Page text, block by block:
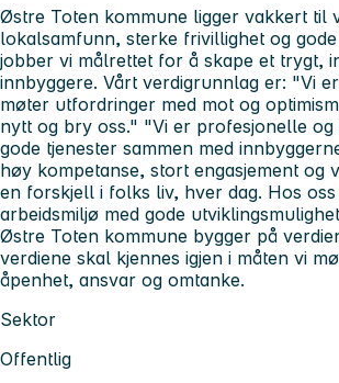
Østre Toten kommune ligger vakkert til
lokalsamfunn, sterke frivillighet og
jobber vi målrettet for å skape et trygt,
innbyggere. Vårt verdigrunnlag er: "Vi
møter utfordringer med mot og
nytt og bry oss." "Vi er profesjonelle
gode tjenester sammen med
høy kompetanse, stort engasjement og
en forskjell i folks liv, hver dag. Hos
arbeidsmiljø med gode
Østre Toten kommune bygger på
verdiene skal kjennes igjen i måten vi
åpenhet, ansvar og omtanke.
Sektor
Offentlig